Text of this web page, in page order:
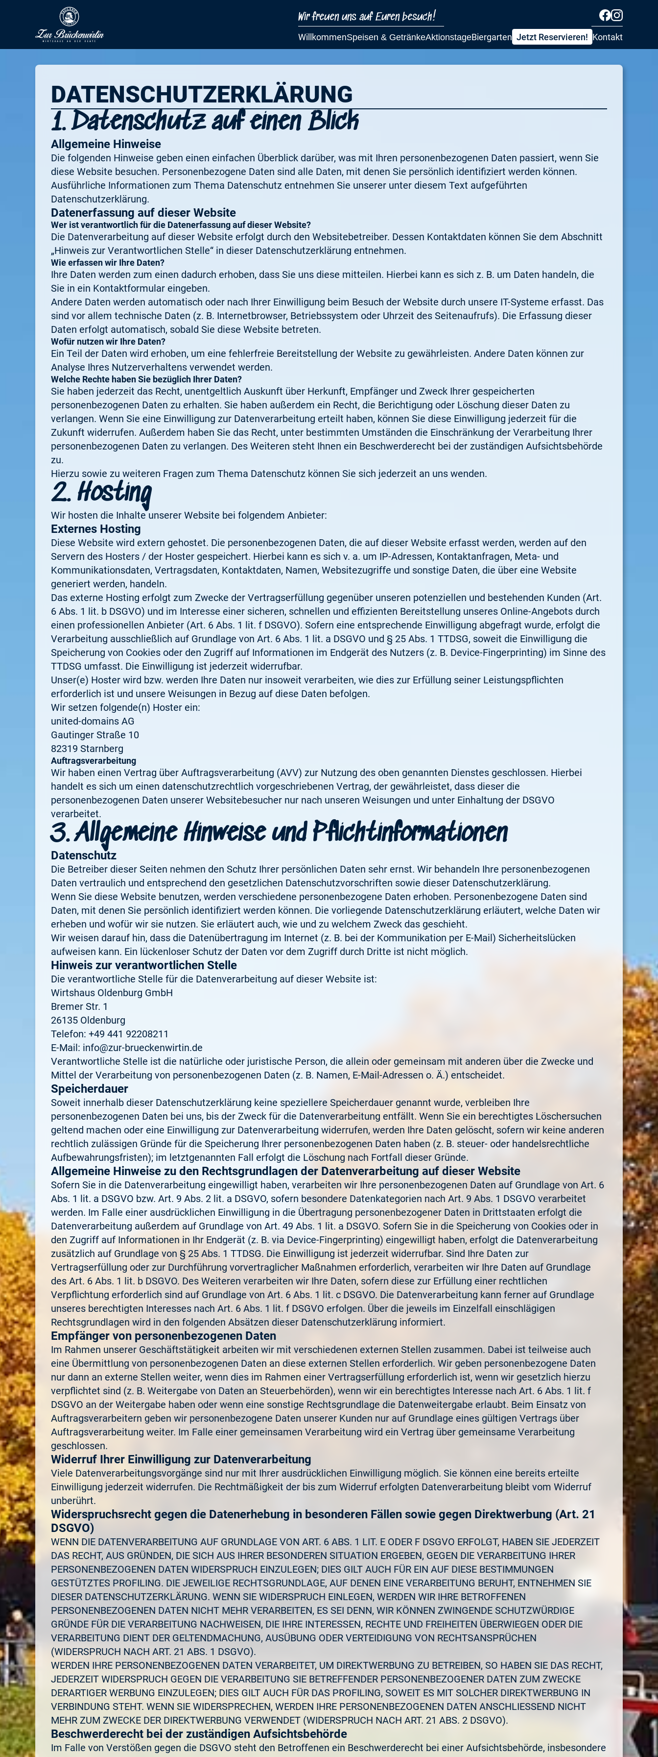
Wir freuen uns auf Euren besuch!
WillkommenSpeisen & GetränkeAktionstageBiergarten Jetzt Reservieren! Kontakt
DATENSCHUTZ­ERKLÄRUNG
1. Datenschutz auf einen Blick
Allgemeine Hinweise
Die folgenden Hinweise geben einen einfachen Überblick darüber, was mit Ihren personenbezogenen Daten passiert, wenn Sie
diese Website besuchen. Personenbezogene Daten sind alle Daten, mit denen Sie persönlich identifiziert werden können.
Ausführliche Informationen zum Thema Datenschutz entnehmen Sie unserer unter diesem Text aufgeführten
Datenschutzerklärung.
Datenerfassung auf dieser Website
Wer ist verantwortlich für die Datenerfassung auf dieser Website?
Die Datenverarbeitung auf dieser Website erfolgt durch den Websitebetreiber. Dessen Kontaktdaten können Sie dem Abschnitt
„Hinweis zur Verantwortlichen Stelle“ in dieser Datenschutzerklärung entnehmen.
Wie erfassen wir Ihre Daten?
Ihre Daten werden zum einen dadurch erhoben, dass Sie uns diese mitteilen. Hierbei kann es sich z. B. um Daten handeln, die
Sie in ein Kontaktformular eingeben.
Andere Daten werden automatisch oder nach Ihrer Einwilligung beim Besuch der Website durch unsere IT-Systeme erfasst. Das
sind vor allem technische Daten (z. B. Internetbrowser, Betriebssystem oder Uhrzeit des Seitenaufrufs). Die Erfassung dieser
Daten erfolgt automatisch, sobald Sie diese Website betreten.
Wofür nutzen wir Ihre Daten?
Ein Teil der Daten wird erhoben, um eine fehlerfreie Bereitstellung der Website zu gewährleisten. Andere Daten können zur
Analyse Ihres Nutzerverhaltens verwendet werden.
Welche Rechte haben Sie bezüglich Ihrer Daten?
Sie haben jederzeit das Recht, unentgeltlich Auskunft über Herkunft, Empfänger und Zweck Ihrer gespeicherten
personenbezogenen Daten zu erhalten. Sie haben außerdem ein Recht, die Berichtigung oder Löschung dieser Daten zu
verlangen. Wenn Sie eine Einwilligung zur Datenverarbeitung erteilt haben, können Sie diese Einwilligung jederzeit für die
Zukunft widerrufen. Außerdem haben Sie das Recht, unter bestimmten Umständen die Einschränkung der Verarbeitung Ihrer
personenbezogenen Daten zu verlangen. Des Weiteren steht Ihnen ein Beschwerderecht bei der zuständigen Aufsichtsbehörde
zu.
Hierzu sowie zu weiteren Fragen zum Thema Datenschutz können Sie sich jederzeit an uns wenden.
2. Hosting
Wir hosten die Inhalte unserer Website bei folgendem Anbieter:
Externes Hosting
Diese Website wird extern gehostet. Die personenbezogenen Daten, die auf dieser Website erfasst werden, werden auf den
Servern des Hosters / der Hoster gespeichert. Hierbei kann es sich v. a. um IP-Adressen, Kontaktanfragen, Meta- und
Kommunikationsdaten, Vertragsdaten, Kontaktdaten, Namen, Websitezugriffe und sonstige Daten, die über eine Website
generiert werden, handeln.
Das externe Hosting erfolgt zum Zwecke der Vertragserfüllung gegenüber unseren potenziellen und bestehenden Kunden (Art.
6 Abs. 1 lit. b DSGVO) und im Interesse einer sicheren, schnellen und effizienten Bereitstellung unseres Online-Angebots durch
einen professionellen Anbieter (Art. 6 Abs. 1 lit. f DSGVO). Sofern eine entsprechende Einwilligung abgefragt wurde, erfolgt die
Verarbeitung ausschließlich auf Grundlage von Art. 6 Abs. 1 lit. a DSGVO und § 25 Abs. 1 TTDSG, soweit die Einwilligung die
Speicherung von Cookies oder den Zugriff auf Informationen im Endgerät des Nutzers (z. B. Device-Fingerprinting) im Sinne des
TTDSG umfasst. Die Einwilligung ist jederzeit widerrufbar.
Unser(e) Hoster wird bzw. werden Ihre Daten nur insoweit verarbeiten, wie dies zur Erfüllung seiner Leistungspflichten
erforderlich ist und unsere Weisungen in Bezug auf diese Daten befolgen.
Wir setzen folgende(n) Hoster ein:
united-domains AG
Gautinger Straße 10
82319 Starnberg
Auftragsverarbeitung
Wir haben einen Vertrag über Auftragsverarbeitung (AVV) zur Nutzung des oben genannten Dienstes geschlossen. Hierbei
handelt es sich um einen datenschutzrechtlich vorgeschriebenen Vertrag, der gewährleistet, dass dieser die
personenbezogenen Daten unserer Websitebesucher nur nach unseren Weisungen und unter Einhaltung der DSGVO
verarbeitet.
3. Allgemeine Hinweise und Pflicht­informationen
Datenschutz
Die Betreiber dieser Seiten nehmen den Schutz Ihrer persönlichen Daten sehr ernst. Wir behandeln Ihre personenbezogenen
Daten vertraulich und entsprechend den gesetzlichen Datenschutzvorschriften sowie dieser Datenschutzerklärung.
Wenn Sie diese Website benutzen, werden verschiedene personenbezogene Daten erhoben. Personenbezogene Daten sind
Daten, mit denen Sie persönlich identifiziert werden können. Die vorliegende Datenschutzerklärung erläutert, welche Daten wir
erheben und wofür wir sie nutzen. Sie erläutert auch, wie und zu welchem Zweck das geschieht.
Wir weisen darauf hin, dass die Datenübertragung im Internet (z. B. bei der Kommunikation per E-Mail) Sicherheitslücken
aufweisen kann. Ein lückenloser Schutz der Daten vor dem Zugriff durch Dritte ist nicht möglich.
Hinweis zur verantwortlichen Stelle
Die verantwortliche Stelle für die Datenverarbeitung auf dieser Website ist:
Wirtshaus Oldenburg GmbH
Bremer Str. 1
26135 Oldenburg
Telefon: +49 441 92208211
E-Mail: info@zur-brueckenwirtin.de
Verantwortliche Stelle ist die natürliche oder juristische Person, die allein oder gemeinsam mit anderen über die Zwecke und
Mittel der Verarbeitung von personenbezogenen Daten (z. B. Namen, E-Mail-Adressen o. Ä.) entscheidet.
Speicherdauer
Soweit innerhalb dieser Datenschutzerklärung keine speziellere Speicherdauer genannt wurde, verbleiben Ihre
personenbezogenen Daten bei uns, bis der Zweck für die Datenverarbeitung entfällt. Wenn Sie ein berechtigtes Löschersuchen
geltend machen oder eine Einwilligung zur Datenverarbeitung widerrufen, werden Ihre Daten gelöscht, sofern wir keine anderen
rechtlich zulässigen Gründe für die Speicherung Ihrer personenbezogenen Daten haben (z. B. steuer- oder handelsrechtliche
Aufbewahrungsfristen); im letztgenannten Fall erfolgt die Löschung nach Fortfall dieser Gründe.
Allgemeine Hinweise zu den Rechtsgrundlagen der Datenverarbeitung auf dieser Website
Sofern Sie in die Datenverarbeitung eingewilligt haben, verarbeiten wir Ihre personenbezogenen Daten auf Grundlage von Art. 6
Abs. 1 lit. a DSGVO bzw. Art. 9 Abs. 2 lit. a DSGVO, sofern besondere Datenkategorien nach Art. 9 Abs. 1 DSGVO verarbeitet
werden. Im Falle einer ausdrücklichen Einwilligung in die Übertragung personenbezogener Daten in Drittstaaten erfolgt die
Datenverarbeitung außerdem auf Grundlage von Art. 49 Abs. 1 lit. a DSGVO. Sofern Sie in die Speicherung von Cookies oder in
den Zugriff auf Informationen in Ihr Endgerät (z. B. via Device-Fingerprinting) eingewilligt haben, erfolgt die Datenverarbeitung
zusätzlich auf Grundlage von § 25 Abs. 1 TTDSG. Die Einwilligung ist jederzeit widerrufbar. Sind Ihre Daten zur
Vertragserfüllung oder zur Durchführung vorvertraglicher Maßnahmen erforderlich, verarbeiten wir Ihre Daten auf Grundlage
des Art. 6 Abs. 1 lit. b DSGVO. Des Weiteren verarbeiten wir Ihre Daten, sofern diese zur Erfüllung einer rechtlichen
Verpflichtung erforderlich sind auf Grundlage von Art. 6 Abs. 1 lit. c DSGVO. Die Datenverarbeitung kann ferner auf Grundlage
unseres berechtigten Interesses nach Art. 6 Abs. 1 lit. f DSGVO erfolgen. Über die jeweils im Einzelfall einschlägigen
Rechtsgrundlagen wird in den folgenden Absätzen dieser Datenschutzerklärung informiert.
Empfänger von personenbezogenen Daten
Im Rahmen unserer Geschäftstätigkeit arbeiten wir mit verschiedenen externen Stellen zusammen. Dabei ist teilweise auch
eine Übermittlung von personenbezogenen Daten an diese externen Stellen erforderlich. Wir geben personenbezogene Daten
nur dann an externe Stellen weiter, wenn dies im Rahmen einer Vertragserfüllung erforderlich ist, wenn wir gesetzlich hierzu
verpflichtet sind (z. B. Weitergabe von Daten an Steuerbehörden), wenn wir ein berechtigtes Interesse nach Art. 6 Abs. 1 lit. f
DSGVO an der Weitergabe haben oder wenn eine sonstige Rechtsgrundlage die Datenweitergabe erlaubt. Beim Einsatz von
Auftragsverarbeitern geben wir personenbezogene Daten unserer Kunden nur auf Grundlage eines gültigen Vertrags über
Auftragsverarbeitung weiter. Im Falle einer gemeinsamen Verarbeitung wird ein Vertrag über gemeinsame Verarbeitung
geschlossen.
Widerruf Ihrer Einwilligung zur Datenverarbeitung
Viele Datenverarbeitungsvorgänge sind nur mit Ihrer ausdrücklichen Einwilligung möglich. Sie können eine bereits erteilte
Einwilligung jederzeit widerrufen. Die Rechtmäßigkeit der bis zum Widerruf erfolgten Datenverarbeitung bleibt vom Widerruf
unberührt.
Widerspruchsrecht gegen die Datenerhebung in besonderen Fällen sowie gegen Direktwerbung (Art. 21
DSGVO)
WENN DIE DATENVERARBEITUNG AUF GRUNDLAGE VON ART. 6 ABS. 1 LIT. E ODER F DSGVO ERFOLGT, HABEN SIE JEDERZEIT
DAS RECHT, AUS GRÜNDEN, DIE SICH AUS IHRER BESONDEREN SITUATION ERGEBEN, GEGEN DIE VERARBEITUNG IHRER
PERSONENBEZOGENEN DATEN WIDERSPRUCH EINZULEGEN; DIES GILT AUCH FÜR EIN AUF DIESE BESTIMMUNGEN
GESTÜTZTES PROFILING. DIE JEWEILIGE RECHTSGRUNDLAGE, AUF DENEN EINE VERARBEITUNG BERUHT, ENTNEHMEN SIE
DIESER DATENSCHUTZERKLÄRUNG. WENN SIE WIDERSPRUCH EINLEGEN, WERDEN WIR IHRE BETROFFENEN
PERSONENBEZOGENEN DATEN NICHT MEHR VERARBEITEN, ES SEI DENN, WIR KÖNNEN ZWINGENDE SCHUTZWÜRDIGE
GRÜNDE FÜR DIE VERARBEITUNG NACHWEISEN, DIE IHRE INTERESSEN, RECHTE UND FREIHEITEN ÜBERWIEGEN ODER DIE
VERARBEITUNG DIENT DER GELTENDMACHUNG, AUSÜBUNG ODER VERTEIDIGUNG VON RECHTSANSPRÜCHEN
(WIDERSPRUCH NACH ART. 21 ABS. 1 DSGVO).
WERDEN IHRE PERSONENBEZOGENEN DATEN VERARBEITET, UM DIREKTWERBUNG ZU BETREIBEN, SO HABEN SIE DAS RECHT,
JEDERZEIT WIDERSPRUCH GEGEN DIE VERARBEITUNG SIE BETREFFENDER PERSONENBEZOGENER DATEN ZUM ZWECKE
DERARTIGER WERBUNG EINZULEGEN; DIES GILT AUCH FÜR DAS PROFILING, SOWEIT ES MIT SOLCHER DIREKTWERBUNG IN
VERBINDUNG STEHT. WENN SIE WIDERSPRECHEN, WERDEN IHRE PERSONENBEZOGENEN DATEN ANSCHLIESSEND NICHT
MEHR ZUM ZWECKE DER DIREKTWERBUNG VERWENDET (WIDERSPRUCH NACH ART. 21 ABS. 2 DSGVO).
Beschwerde­recht bei der zuständigen Aufsichts­behörde
Im Falle von Verstößen gegen die DSGVO steht den Betroffenen ein Beschwerderecht bei einer Aufsichtsbehörde, insbesondere